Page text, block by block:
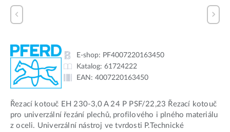
E-shop: PF4007220163450
Katalog: 61724222
EAN: 4007220163450
Řezací kotouč EH 230-3,0 A 24 P PSF/22,23 Řezací kotouč
pro univerzální řezání plechů, profilového i plného materiálu
z oceli. Univerzální nástroj ve tvrdosti P.Technické